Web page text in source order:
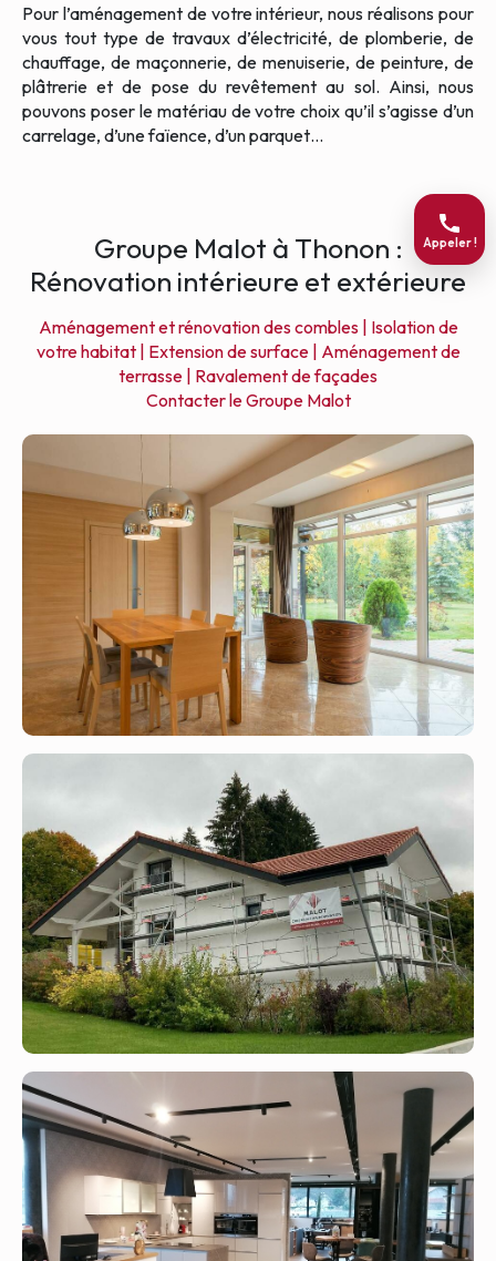
Pour l’aménagement de votre intérieur, nous réalisons pour
vous tout type de travaux d’électricité, de plomberie, de
chauffage, de maçonnerie, de menuiserie, de peinture, de
plâtrerie et de pose du revêtement au sol. Ainsi, nous
pouvons poser le matériau de votre choix qu’il s’agisse d’un
carrelage, d’une faïence, d’un parquet…
Groupe Malot à Thonon :
Rénovation intérieure et extérieure
Aménagement et rénovation des combles | Isolation de
votre habitat | Extension de surface | Aménagement de
terrasse | Ravalement de façades
Contacter le Groupe Malot
Appeler !